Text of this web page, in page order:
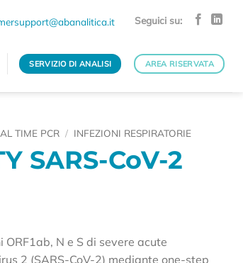
Seguici su:
SERVIZIO DI ANALISI AREA RISERVATA
TIME PCR / INFEZIONI RESPIRATORIE
SARS-CoV-2
N e S di severe acute
2 (SARS-CoV-2) mediante one-step